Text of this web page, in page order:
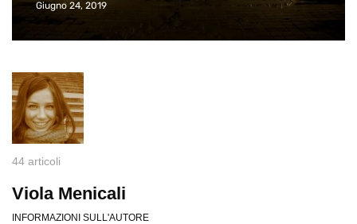
Giugno 24, 2019
44 articoli
Viola Menicali
INFORMAZIONI SULL'AUTORE